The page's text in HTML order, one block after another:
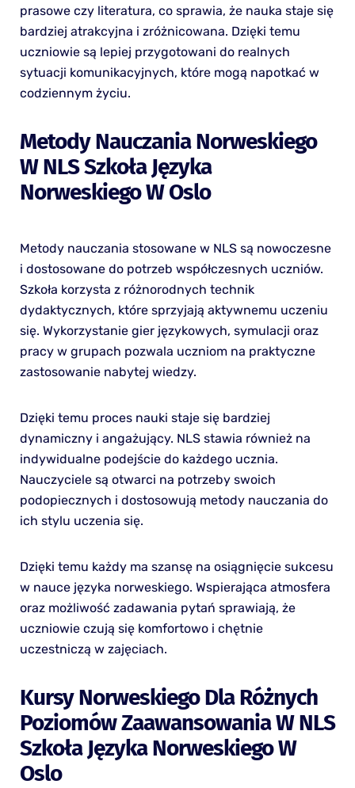
prasowe czy literatura, co sprawia, że nauka staje się
bardziej atrakcyjna i zróżnicowana. Dzięki temu
uczniowie są lepiej przygotowani do realnych
sytuacji komunikacyjnych, które mogą napotkać w
codziennym życiu.
Metody Nauczania Norweskiego
W NLS Szkoła Języka
Norweskiego W Oslo
Metody nauczania stosowane w NLS są nowoczesne
i dostosowane do potrzeb współczesnych uczniów.
Szkoła korzysta z różnorodnych technik
dydaktycznych, które sprzyjają aktywnemu uczeniu
się. Wykorzystanie gier językowych, symulacji oraz
pracy w grupach pozwala uczniom na praktyczne
zastosowanie nabytej wiedzy.
Dzięki temu proces nauki staje się bardziej
dynamiczny i angażujący. NLS stawia również na
indywidualne podejście do każdego ucznia.
Nauczyciele są otwarci na potrzeby swoich
podopiecznych i dostosowują metody nauczania do
ich stylu uczenia się.
Dzięki temu każdy ma szansę na osiągnięcie sukcesu
w nauce języka norweskiego. Wspierająca atmosfera
oraz możliwość zadawania pytań sprawiają, że
uczniowie czują się komfortowo i chętnie
uczestniczą w zajęciach.
Kursy Norweskiego Dla Różnych
Poziomów Zaawansowania W NLS
Szkoła Języka Norweskiego W
Oslo